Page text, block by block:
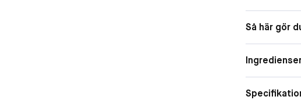
sandelträ och
sensualitet.
Spraya All
tonkaböna,
Så här gör